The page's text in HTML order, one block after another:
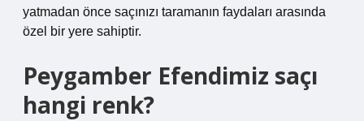
yatmadan önce saçınızı taramanın faydaları arasında
özel bir yere sahiptir.
Peygamber Efendimiz saçı
hangi renk?